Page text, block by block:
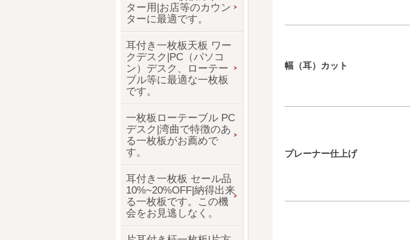
幅（耳）カット
プレーナー仕上げ
ター用|お店等のカウン
ターに最適です。
耳付き一枚板天板 ワー
クデスク|PC（パソコ
ン）デスク、ローテー
ブル等に最適な一枚板
です。
一枚板ローテーブル PC
デスク|湾曲で特徴のあ
る一枚板がお薦めで
す。
耳付き一枚板 セール品
10%~20%OFF|納得出来
る一枚板です。この機
会をお見逃しなく。